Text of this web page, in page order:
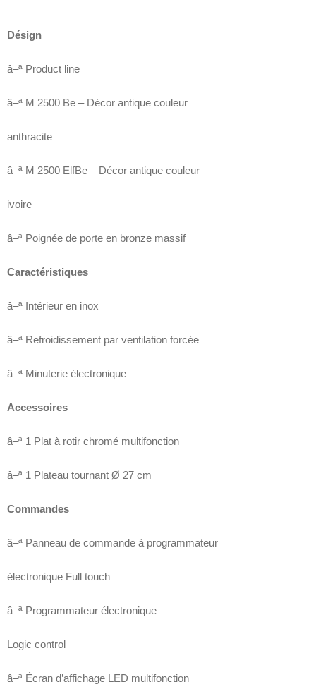
Désign
â–ª Product line
â–ª M 2500 Be – Décor antique couleur
anthracite
â–ª M 2500 ElfBe – Décor antique couleur
ivoire
â–ª Poignée de porte en bronze massif
Caractéristiques
â–ª Intérieur en inox
â–ª Refroidissement par ventilation forcée
â–ª Minuterie électronique
Accessoires
â–ª 1 Plat à rotir chromé multifonction
â–ª 1 Plateau tournant Ø 27 cm
Commandes
â–ª Panneau de commande à programmateur
électronique Full touch
â–ª Programmateur électronique
Logic control
â–ª Écran d’affichage LED multifonction